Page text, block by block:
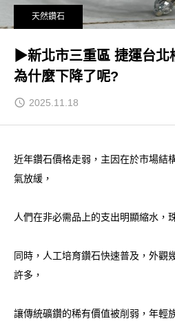
天然鑽石
▶新北市三重區 捷運台
為什麼下降了呢?
2025.11.18
近年鑽石價格走弱，主因在於市場結
氣放緩，
人們在非必需品上的支出明顯縮水，
同時，人工培育鑽石快速普及，外觀
許多，
讓傳統礦鑽的稀有價值被削弱，年輕